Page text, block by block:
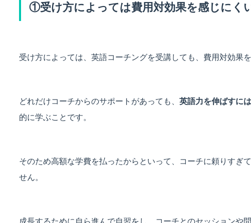
①受け方によっては費用対効果を感じにく
受け方によっては、英語コーチングを受講しても、費用対効果
どれだけコーチからのサポートがあっても、 英語力を伸ばすに
的に学ぶことです。
そのため高額な学費を払ったからといって、コーチに頼りすぎ
せん。